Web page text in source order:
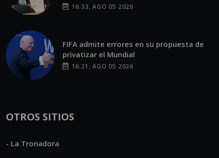
16:33, AGO 05 2026
FIFA admite errores en su propuesta de
privatizar el Mundial
16:21, AGO 05 2026
OTROS SITIOS
- La Tronadora